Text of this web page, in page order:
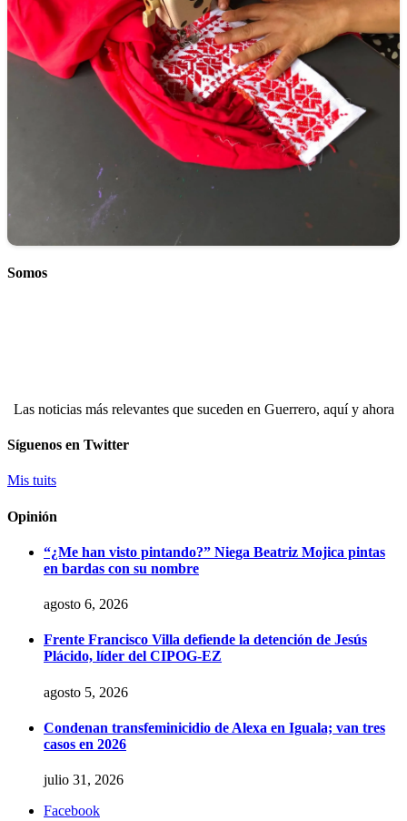
Somos
Las noticias más relevantes que suceden en Guerrero, aquí y ahora
Síguenos en Twitter
Mis tuits
Opinión
“¿Me han visto pintando?” Niega Beatriz Mojica pintas
en bardas con su nombre
agosto 6, 2026
Frente Francisco Villa defiende la detención de Jesús
Plácido, líder del CIPOG-EZ
agosto 5, 2026
Condenan transfeminicidio de Alexa en Iguala; van tres
casos en 2026
julio 31, 2026
Facebook